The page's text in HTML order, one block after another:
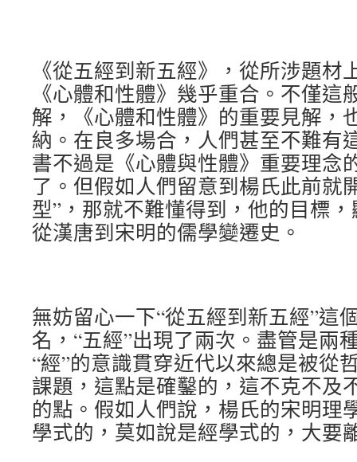
《從五經到新五經》，從所涉題材
《心體和性體》幾乎重合。不僅這
解，《心體和性體》的重要見解，
納。在良多場合，人們甚至不難有
書不過是《心體與性體》重要理念
了。但假如人們留意到楊氏此前就
型”，那就不難懂得到，他的目標
從漢唐到宋明的儒學變遷史。
無妨留心一下“從五經到新五經”這
名，“五經”出現了兩次。盡管是兩
“經”的意識貫穿近代以來總是被從
課題，這點是確鑿的，這不克不及
的點。假如人們說，楊氏的宋明理
學式的，莫如說是經學式的，大要